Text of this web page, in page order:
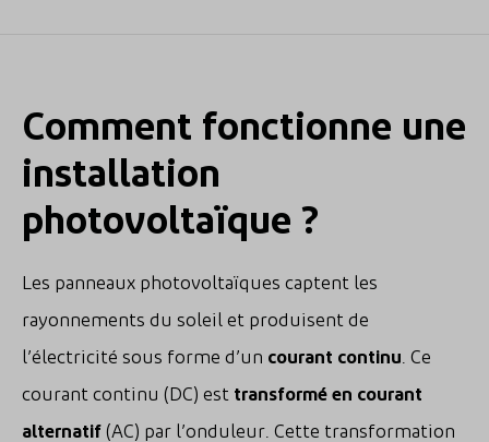
Comment fonctionne une
installation
photovoltaïque ?
Les panneaux photovoltaïques captent les
rayonnements du soleil et produisent de
l’électricité sous forme d’un courant continu . Ce
courant continu (DC) est transformé en courant
alternatif (AC) par l’onduleur. Cette transformation